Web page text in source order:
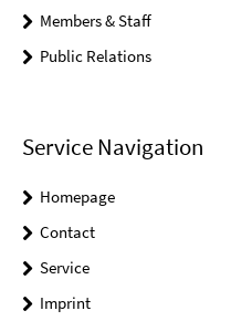
Members & Staff
Public Relations
Service Navigation
Homepage
Contact
Service
Imprint